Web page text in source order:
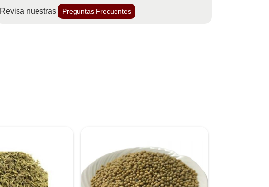
Revisa nuestras Preguntas Frecuentes